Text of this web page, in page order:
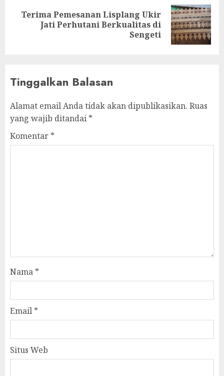
Terima Pemesanan Lisplang Ukir
Jati Perhutani Berkualitas di
Sengeti
Tinggalkan Balasan
Alamat email Anda tidak akan dipublikasikan. Ruas
yang wajib ditandai *
Komentar *
Nama *
Email *
Situs Web